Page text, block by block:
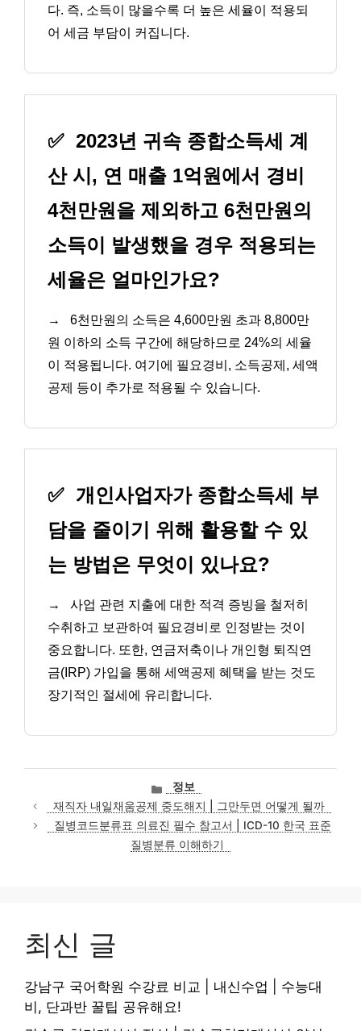
다. 즉, 소득이 많을수록 더 높은 세율이 적용되
어 세금 부담이 커집니다.
✅ 2023년 귀속 종합소득세 계
산 시, 연 매출 1억원에서 경비
4천만원을 제외하고 6천만원의
소득이 발생했을 경우 적용되는
세율은 얼마인가요?
→
6천만원의 소득은 4,600만원 초과 8,800만
원 이하의 소득 구간에 해당하므로 24%의 세율
이 적용됩니다. 여기에 필요경비, 소득공제, 세액
공제 등이 추가로 적용될 수 있습니다.
✅ 개인사업자가 종합소득세 부
담을 줄이기 위해 활용할 수 있
는 방법은 무엇이 있나요?
→
사업 관련 지출에 대한 적격 증빙을 철저히
수취하고 보관하여 필요경비로 인정받는 것이
중요합니다. 또한, 연금저축이나 개인형 퇴직연
금(IRP) 가입을 통해 세액공제 혜택을 받는 것도
장기적인 절세에 유리합니다.
카
테
고
리
정보
재직자 내일채움공제 중도해지 | 그만두면 어떻게 될까
질병코드분류표 의료진 필수 참고서 | ICD-10 한국 표준
질병분류 이해하기
최신 글
강남구 국어학원 수강료 비교 | 내신수업 | 수능대
비, 단과반 꿀팁 공유해요!